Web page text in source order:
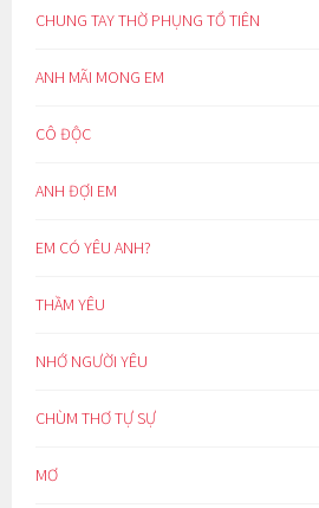
CHUNG TAY THỜ PHỤNG TỔ TIÊN
ANH MÃI MONG EM
CÔ ĐỘC
ANH ĐỢI EM
EM CÓ YÊU ANH?
THẦM YÊU
NHỚ NGƯỜI YÊU
CHÙM THƠ TỰ SỰ
MƠ